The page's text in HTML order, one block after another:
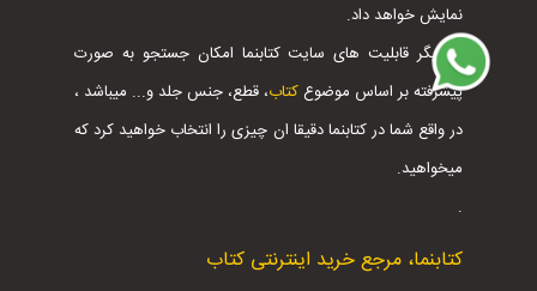
کتابنما، مرجع خرید اینترنتی کتاب
نمایش خواهد داد.
از دیگر قابلیت های سایت کتابنما امکان جستجو به صورت
پیشرفته بر اساس موضوع کتاب، قطع، جنس جلد و... میباشد ،
در واقع شما در کتابنما دقیقا ان چیزی را انتخاب خواهید کرد که
میخواهید.
.